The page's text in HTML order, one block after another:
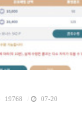
19768 07-20